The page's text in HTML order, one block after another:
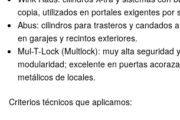
copia, utilizados en portales exigentes por
Abus: cilindros para trasteros y candados
en garajes y recintos exteriores.
Mul-T-Lock (Multlock): muy alta seguridad
modularidad; excelente en puertas
metálicos de locales.
Criterios técnicos que aplicamos: